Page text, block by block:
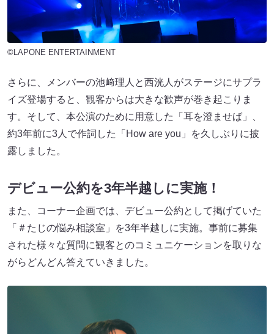
©LAPONE ENTERTAINMENT
さらに、メンバーの池﨑理人と西洸人がステージにサプラ
イズ登場すると、観客からは大きな歓声が巻き起こりま
す。そして、本公演のために用意した「耳を澄ませば」、
約3年前に3人で作詞した「How are you」を久しぶりに披
露しました。
デビュー公約を3年半越しに実施！
また、コーナー企画では、デビュー公約として掲げていた
「＃たじの悩み相談室」を3年半越しに実施。事前に募集
された様々な質問に観客とのコミュニケーションを取りな
がらどんどん答えていきました。